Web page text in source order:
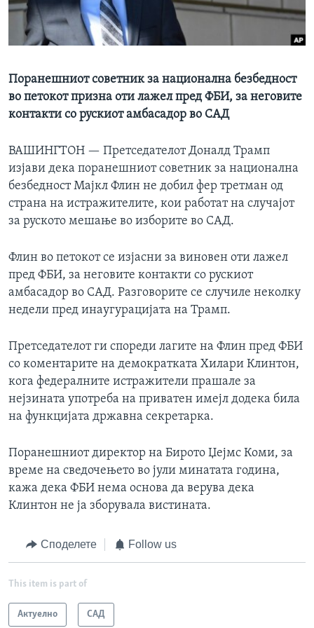
ИНТЕРВЈУА
Јазици
Поранешниот советник за национална безбедност
во петокот призна оти лажел пред ФБИ, за неговите
контакти со рускиот амбасадор во САД
ВАШИНГТОН — Претседателот Доналд Трамп
изјави дека поранешниот советник за национална
безбедност Мајкл Флин не добил фер третман од
страна на истражителите, кои работат на случајот
за руското мешање во изборите во САД.
Флин во петокот се изјасни за виновен оти лажел
пред ФБИ, за неговите контакти со рускиот
амбасадор во САД. Разговорите се случиле неколку
недели пред инаугурацијата на Трамп.
Претседателот ги спореди лагите на Флин пред ФБИ
со коментарите на демократката Хилари Клинтон,
кога федералните истражители прашале за
нејзината употреба на приватен имејл додека била
на функцијата државна секретарка.
Поранешниот директор на Бирото Џејмс Коми, за
време на сведочењето во јули минатата година,
кажа дека ФБИ нема основа да верува дека
Клинтон не ја зборувала вистината.
Споделете Follow us
This item is part of
Актуелно САД